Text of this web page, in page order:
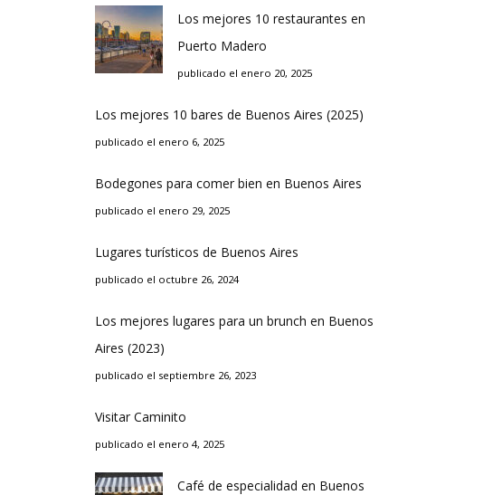
Los mejores 10 restaurantes en
Puerto Madero
publicado el enero 20, 2025
Los mejores 10 bares de Buenos Aires (2025)
publicado el enero 6, 2025
Bodegones para comer bien en Buenos Aires
publicado el enero 29, 2025
Lugares turísticos de Buenos Aires
publicado el octubre 26, 2024
Los mejores lugares para un brunch en Buenos
Aires (2023)
publicado el septiembre 26, 2023
Visitar Caminito
publicado el enero 4, 2025
Café de especialidad en Buenos